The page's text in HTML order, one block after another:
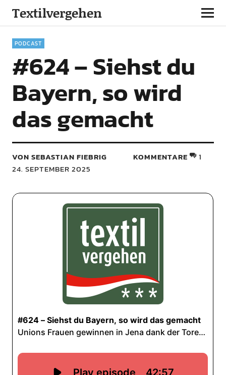
Textilvergehen
PODCAST
#624 – Siehst du
Bayern, so wird
das gemacht
VON SEBASTIAN FIEBRIG
24. SEPTEMBER 2025
KOMMENTARE 1